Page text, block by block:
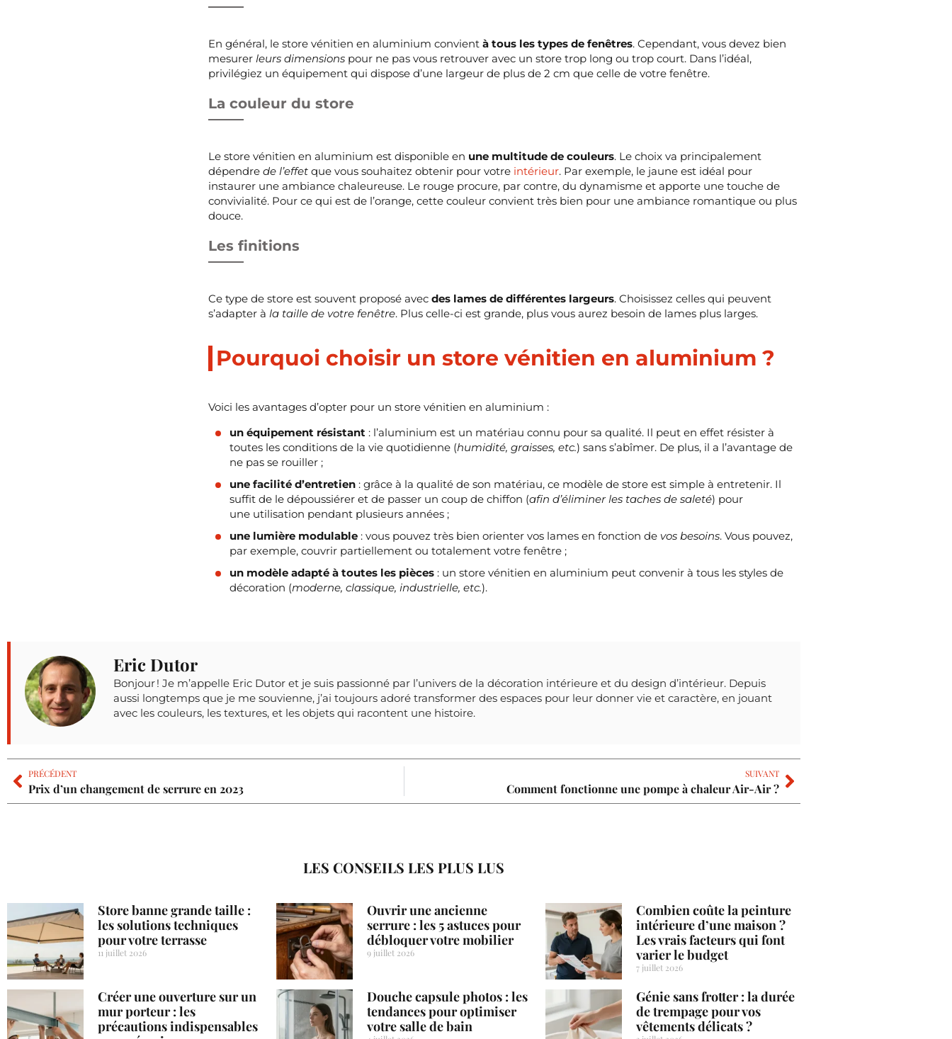
En général, le store vénitien en aluminium convientà tous les types de fenêtres. Cependant, vous devez bien
mesurer leurs dimensions pour ne pas vous retrouver avec un store trop long ou trop court. Dans l’idéal,
privilégiez un équipement qui dispose d’une largeur de plus de 2 cm que celle de votre fenêtre.
La couleur du store
Le store vénitien en aluminium est disponible en une multitude de couleurs. Le choix va principalement
dépendrede l’effet que vous souhaitez obtenir pour votre intérieur. Par exemple, le jaune est idéal pour
instaurer une ambiance chaleureuse. Le rouge procure, par contre, du dynamisme et apporte une touche de
convivialité. Pour ce qui est de l’orange, cette couleur convient très bien pour une ambiance romantique ou plus
douce.
Les finitions
Ce type de store est souvent proposé avecdes lames de différentes largeurs. Choisissez celles qui peuvent
s’adapter à la taille de votre fenêtre. Plus celle-ci est grande, plus vous aurez besoin de lames plus larges.
Pourquoi choisir un store vénitien en aluminium ?
Voici les avantages d’opter pour un store vénitien en aluminium :
un équipement résistant : l’aluminium est un matériau connu pour sa qualité. Il peut en effet résister à
toutes les conditions de la vie quotidienne (humidité, graisses, etc.) sans s’abîmer. De plus, il a l’avantage de
ne pas se rouiller ;
une facilité d’entretien : grâce à la qualité de son matériau, ce modèle de store est simple à entretenir. Il
suffit de le dépoussiérer et de passer un coup de chiffon (afin d’éliminer les taches de saleté) pour
une utilisation pendant plusieurs années ;
une lumière modulable : vous pouvez très bien orienter vos lames en fonction de vos besoins. Vous pouvez,
par exemple, couvrir partiellement ou totalement votre fenêtre ;
un modèle adapté à toutes les pièces : un store vénitien en aluminium peut convenir à tous les styles de
décoration (moderne, classique, industrielle, etc.).
Eric Dutor
Bonjour ! Je m’appelle Eric Dutor et je suis passionné par l’univers de la décoration intérieure et du design d’intérieur. Depuis
aussi longtemps que je me souvienne, j’ai toujours adoré transformer des espaces pour leur donner vie et caractère, en jouant
avec les couleurs, les textures, et les objets qui racontent une histoire.
PRÉCÉDENT
Prix d’un changement de serrure en 2023
SUIVANT
Comment fonctionne une pompe à chaleur Air-Air ?
LES CONSEILS LES PLUS LUS
Store banne grande taille :
les solutions techniques
pour votre terrasse
11 juillet 2026
Ouvrir une ancienne
serrure : les 5 astuces pour
débloquer votre mobilier
9 juillet 2026
Combien coûte la peinture
intérieure d’une maison ?
Les vrais facteurs qui font
varier le budget
7 juillet 2026
Créer une ouverture sur un
mur porteur : les
précautions indispensables
Douche capsule photos : les
tendances pour optimiser
votre salle de bain
Génie sans frotter : la durée
de trempage pour vos
vêtements délicats ?